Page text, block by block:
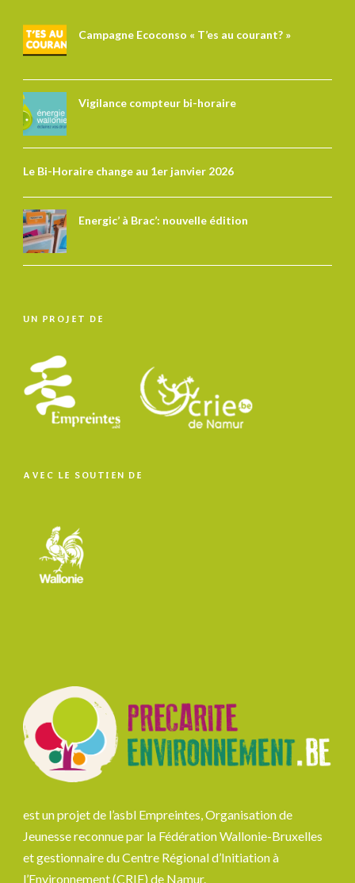
Campagne Ecoconso « T’es au courant? »
Vigilance compteur bi-horaire
Le Bi-Horaire change au 1er janvier 2026
Energic’ à Brac’: nouvelle édition
UN PROJET DE
AVEC LE SOUTIEN DE
est un projet de l’asbl Empreintes, Organisation de
Jeunesse reconnue par la Fédération Wallonie-Bruxelles
et gestionnaire du Centre Régional d’Initiation à
l’Environnement (CRIE) de Namur.